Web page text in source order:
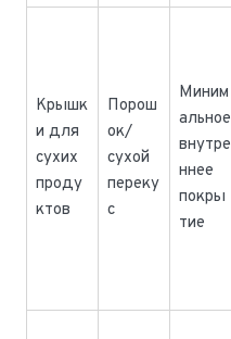
Крышк
и для
сухих
проду
ктов
Порош
ок/
сухой
переку
с
Миним
альное
внутре
ннее
покры
тие